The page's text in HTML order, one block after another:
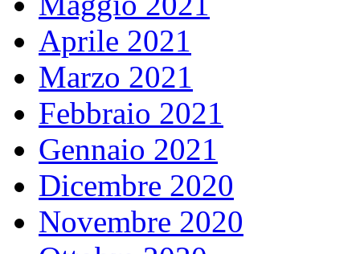
Aprile 2021
Marzo 2021
Febbraio 2021
Gennaio 2021
Dicembre 2020
Novembre 2020